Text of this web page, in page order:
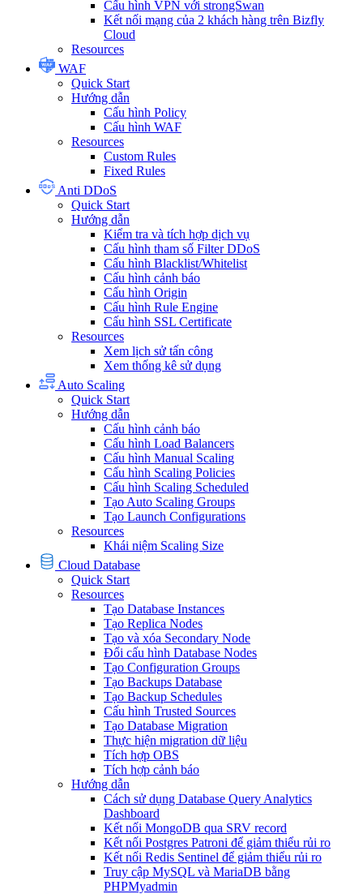
Cấu hình VPN với strongSwan
Kết nối mạng của 2 khách hàng trên Bizfly
Cloud
Resources
WAF
Quick Start
Hướng dẫn
Cấu hình Policy
Cấu hình WAF
Resources
Custom Rules
Fixed Rules
Anti DDoS
Quick Start
Hướng dẫn
Kiểm tra và tích hợp dịch vụ
Cấu hình tham số Filter DDoS
Cấu hình Blacklist/Whitelist
Cấu hình cảnh báo
Cấu hình Origin
Cấu hình Rule Engine
Cấu hình SSL Certificate
Resources
Xem lịch sử tấn công
Xem thống kê sử dụng
Auto Scaling
Quick Start
Hướng dẫn
Cấu hình cảnh báo
Cấu hình Load Balancers
Cấu hình Manual Scaling
Cấu hình Scaling Policies
Cấu hình Scaling Scheduled
Tạo Auto Scaling Groups
Tạo Launch Configurations
Resources
Khái niệm Scaling Size
Cloud Database
Quick Start
Resources
Tạo Database Instances
Tạo Replica Nodes
Tạo và xóa Secondary Node
Đổi cấu hình Database Nodes
Tạo Configuration Groups
Tạo Backups Database
Tạo Backup Schedules
Cấu hình Trusted Sources
Tạo Database Migration
Thực hiện migration dữ liệu
Tích hợp OBS
Tích hợp cảnh báo
Hướng dẫn
Cách sử dụng Database Query Analytics
Dashboard
Kết nối MongoDB qua SRV record
Kết nối Postgres Patroni để giảm thiểu rủi ro
Kết nối Redis Sentinel để giảm thiểu rủi ro
Truy cập MySQL và MariaDB bằng
PHPMyadmin